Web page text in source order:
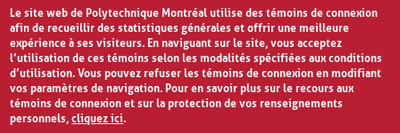
Le site web de Polytechnique Montréal utilise des témoins de connexion
afin de recueillir des statistiques générales et offrir une meilleure
expérience à ses visiteurs. En naviguant sur le site, vous acceptez
l’utilisation de ces témoins selon les modalités spécifiées aux conditions
d’utilisation. Vous pouvez refuser les témoins de connexion en modifiant
vos paramètres de navigation. Pour en savoir plus sur le recours aux
témoins de connexion et sur la protection de vos renseignements
personnels,cliquez ici.